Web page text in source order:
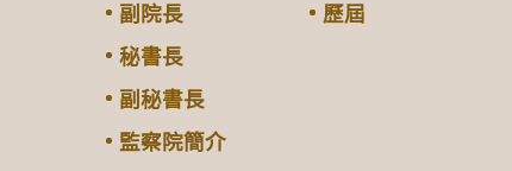
副院長
秘書長
副秘書長
監察院簡介
歷屆